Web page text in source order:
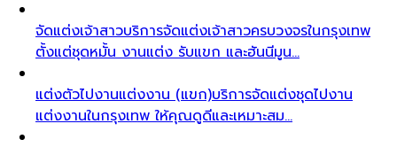
จัดแต่งเจ้าสาวบริการจัดแต่งเจ้าสาวครบวงจรในกรุงเทพ
ตั้งแต่ชุดหมั้น งานแต่ง รับแขก และฮันนีมูน…
แต่งตัวไปงานแต่งงาน (แขก)บริการจัดแต่งชุดไปงาน
แต่งงานในกรุงเทพ ให้คุณดูดีและเหมาะสม…